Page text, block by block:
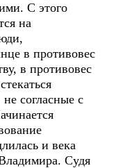
С этого
на
в противовес
в противовес
согласные с
и века
Судя